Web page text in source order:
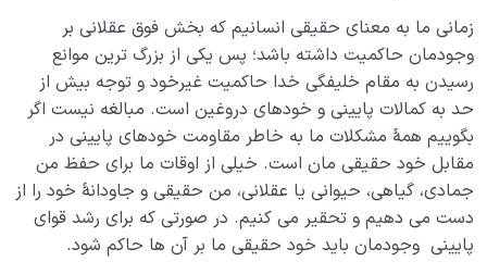
زمانی ما به معنای حقیقی انسانیم که بخش فوق عقلانی بر
وجودمان حاکمیت داشته باشد؛ پس یکی از بزرگ ترین موانع
رسیدن به مقام خلیفگی خدا حاکمیت غیرخود و توجه بیش از
حد به کمالات پایینی و خودهای دروغین است. مبالغه نیست اگر
بگوییم همۀ مشکلات ما به خاطر مقاومت خودهای پایینی در
مقابل خود حقیقی مان است. خیلی از اوقات ما برای حفظ من
جمادی، گیاهی، حیوانی یا عقلانی، من حقیقی و جاودانۀ خود را از
دست می دهیم و تحقیر می کنیم. در صورتی که برای رشد قوای
پایینی وجودمان باید خود حقیقی ما بر آن ها حاکم شود.